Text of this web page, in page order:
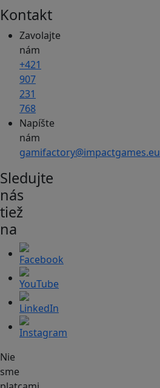
Kontakt
Zavolajte
nám
+421
907
231
768
Napíšte
nám
gamifactory@impactgames.eu
Sledujte
nás
tiež
na
Nie
sme